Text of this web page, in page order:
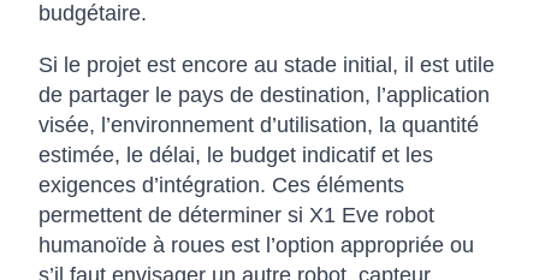
budgétaire.
Si le projet est encore au stade initial, il est utile
de partager le pays de destination, l’application
visée, l’environnement d’utilisation, la quantité
estimée, le délai, le budget indicatif et les
exigences d’intégration. Ces éléments
permettent de déterminer si X1 Eve robot
humanoïde à roues est l’option appropriée ou
s’il faut envisager un autre robot, capteur,